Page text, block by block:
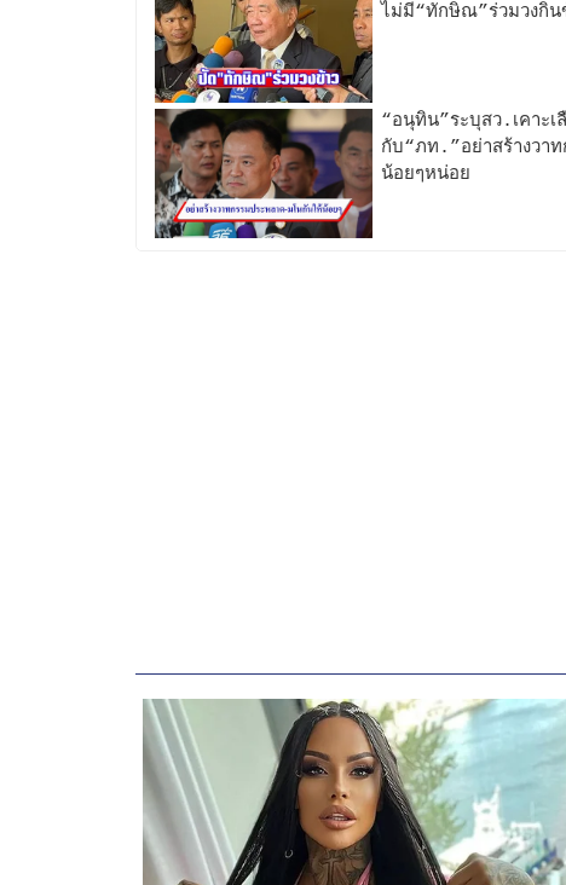
ไม่มี“ทักษิณ”ร่วมวงกิ
“อนุทิน”ระบุสว.เคาะเ
กับ“ภท.”อย่าสร้างวา
น้อยๆหน่อย